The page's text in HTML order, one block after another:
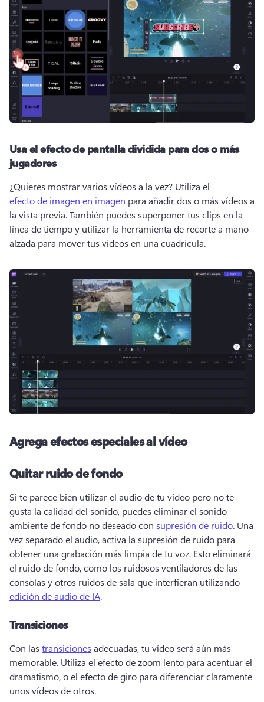
Usa el efecto de pantalla dividida para dos o más
jugadores
¿Quieres mostrar varios vídeos a la vez? Utiliza el
efecto de imagen en imagen para añadir dos o más vídeos a
la vista previa. También puedes superponer tus clips en la
línea de tiempo y utilizar la herramienta de recorte a mano
alzada para mover tus vídeos en una cuadrícula.
Agrega efectos especiales al vídeo
Quitar ruido de fondo
Si te parece bien utilizar el audio de tu vídeo pero no te
gusta la calidad del sonido, puedes eliminar el sonido
ambiente de fondo no deseado con supresión de ruido. Una
vez separado el audio, activa la supresión de ruido para
obtener una grabación más limpia de tu voz. Esto eliminará
el ruido de fondo, como los ruidosos ventiladores de las
consolas y otros ruidos de sala que interfieran utilizando
edición de audio de IA.
Transiciones
Con las transiciones adecuadas, tu vídeo será aún más
memorable. Utiliza el efecto de zoom lento para acentuar el
dramatismo, o el efecto de giro para diferenciar claramente
unos vídeos de otros.